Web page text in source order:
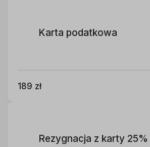
Karta podatkowa
189 zł
Rezygnacja z karty